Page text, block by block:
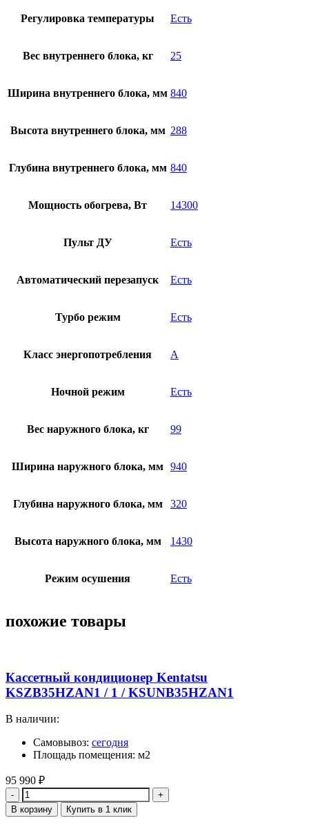
Регулировка температуры Есть
Вес внутреннего блока, кг 25
Ширина внутреннего блока, мм 840
Высота внутреннего блока, мм 288
Глубина внутреннего блока, мм 840
Мощность обогрева, Вт 14300
Пульт ДУ Есть
Автоматический перезапуск Есть
Турбо режим Есть
Класс энергопотребления A
Ночной режим Есть
Вес наружного блока, кг 99
Ширина наружного блока, мм 940
Глубина наружного блока, мм 320
Высота наружного блока, мм 1430
Режим осушения Есть
похожие товары
Кассетный кондиционер Kentatsu
KSZB35HZAN1 / 1 / KSUNB35HZAN1
В наличии:
Самовывоз: сегодня
Площадь помещения: м2
95 990 ₽
Количество
В корзину Купить в 1 клик